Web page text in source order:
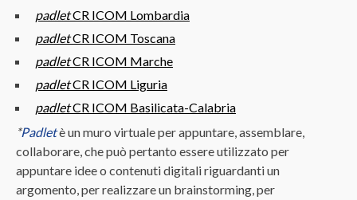
padletCR ICOM Lombardia
padletCR ICOM Toscana
padletCR ICOM Marche
padletCR ICOM Liguria
padletCR ICOM Basilicata-Calabria
*Padletè un muro virtuale per appuntare, assemblare,
collaborare, che può pertanto essere utilizzato per
appuntare idee o contenuti digitali riguardanti un
argomento, per realizzare un brainstorming, per